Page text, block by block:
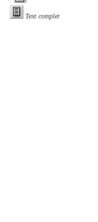
Text complet